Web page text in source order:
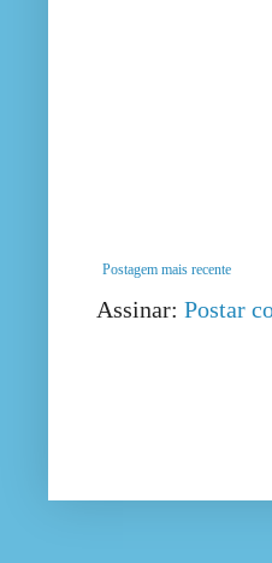
Postagem mais recente
Assinar: Postar